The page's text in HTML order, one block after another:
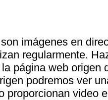
imágenes en
regularmente.
página web origen
podremos ver
proporcionan video